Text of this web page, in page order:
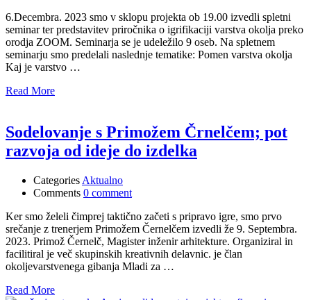
6.Decembra. 2023 smo v sklopu projekta ob 19.00 izvedli spletni
seminar ter predstavitev priročnika o igrifikaciji varstva okolja preko
orodja ZOOM. Seminarja se je udeležilo 9 oseb. Na spletnem
seminarju smo predelali naslednje tematike: Pomen varstva okolja
Kaj je varstvo …
Read More
Sodelovanje s Primožem Črnelčem; pot
razvoja od ideje do izdelka
Categories Aktualno
Comments 0 comment
Ker smo želeli čimprej taktično začeti s pripravo igre, smo prvo
srečanje z trenerjem Primožem Černelčem izvedli že 9. Septembra.
2023. Primož Černelč, Magister inženir arhitekture. Organiziral in
facilitiral je več skupinskih kreativnih delavnic. je član
okoljevarstvenega gibanja Mladi za …
Read More